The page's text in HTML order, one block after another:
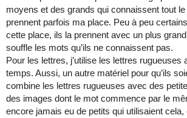
moyens et des grands qui connaissent tout
prennent parfois ma place. Peu à peu
cette place, ils la prennent avec un plus
souffle les mots qu’ils ne connaissent pas.
Pour les lettres, j’utilise les lettres rugueuses
temps. Aussi, un autre matériel pour qu’ils
combine les lettres rugueuses avec des
des images dont le mot commence par le
encore jamais eu de petits qui utilisaient cela,